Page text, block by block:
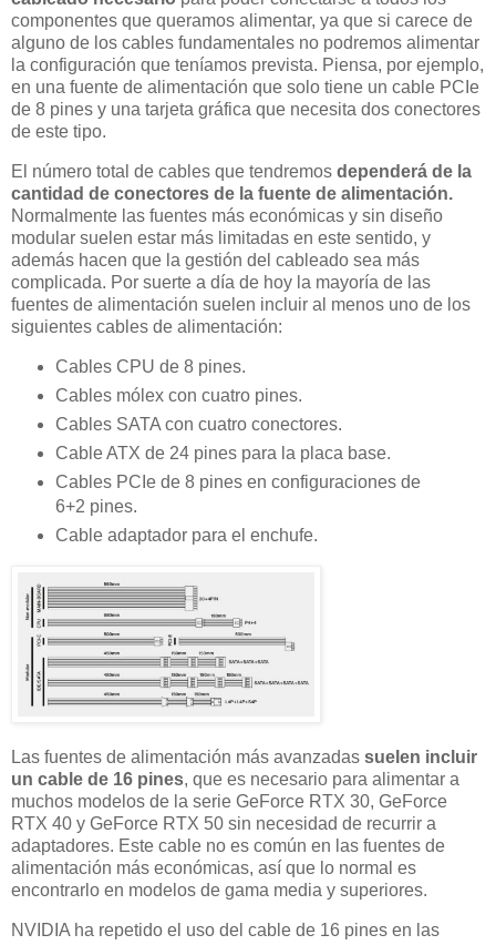
componentes que queramos alimentar, ya que si carece de
alguno de los cables fundamentales no podremos alimentar
la configuración que teníamos prevista. Piensa, por ejemplo,
en una fuente de alimentación que solo tiene un cable PCIe
de 8 pines y una tarjeta gráfica que necesita dos conectores
de este tipo.
El número total de cables que tendremos dependerá de la
cantidad de conectores de la fuente de alimentación.
Normalmente las fuentes más económicas y sin diseño
modular suelen estar más limitadas en este sentido, y
además hacen que la gestión del cableado sea más
complicada. Por suerte a día de hoy la mayoría de las
fuentes de alimentación suelen incluir al menos uno de los
siguientes cables de alimentación:
Cables CPU de 8 pines.
Cables mólex con cuatro pines.
Cables SATA con cuatro conectores.
Cable ATX de 24 pines para la placa base.
Cables PCIe de 8 pines en configuraciones de
6+2 pines.
Cable adaptador para el enchufe.
Las fuentes de alimentación más avanzadas suelen incluir
un cable de 16 pines, que es necesario para alimentar a
muchos modelos de la serie GeForce RTX 30, GeForce
RTX 40 y GeForce RTX 50 sin necesidad de recurrir a
adaptadores. Este cable no es común en las fuentes de
alimentación más económicas, así que lo normal es
encontrarlo en modelos de gama media y superiores.
NVIDIA ha repetido el uso del cable de 16 pines en las